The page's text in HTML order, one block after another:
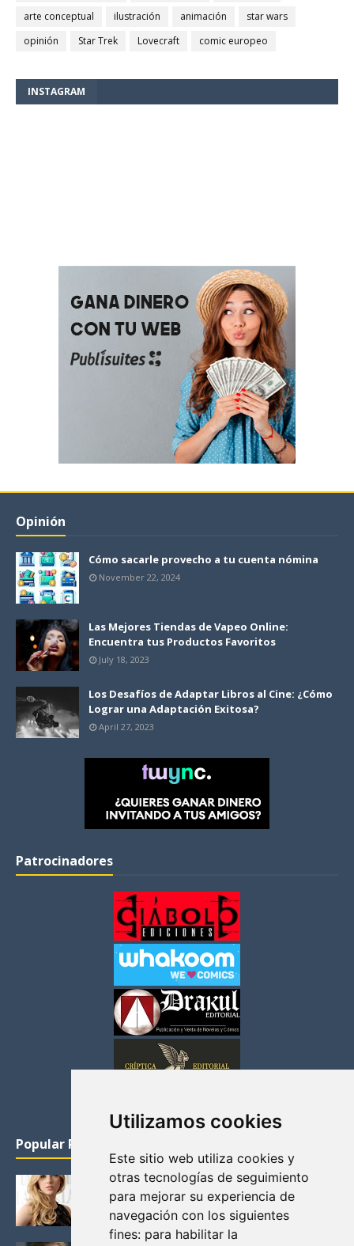
Utilizamos cookies
Este sitio web utiliza cookies y
otras tecnologías de seguimiento
para mejorar su experiencia de
navegación con los siguientes
fines: para habilitar la
arte conceptual
ilustración animación
star wars
opinión
Star Trek Lovecraft comic europeo
INSTAGRAM
Opinión
Cómo sacarle provecho a tu cuenta nómina
November 22, 2024
Las Mejores Tiendas de Vapeo Online:
Encuentra tus Productos Favoritos
July 18, 2023
Los Desafíos de Adaptar Libros al Cine: ¿Cómo
Lograr una Adaptación Exitosa?
April 27, 2023
Patrocinadores
Popular Posts
KATHERYN WINNICK: LA ACTRIZ MAS GUAPA DE
VIKINGOS
Junio 14, 2013